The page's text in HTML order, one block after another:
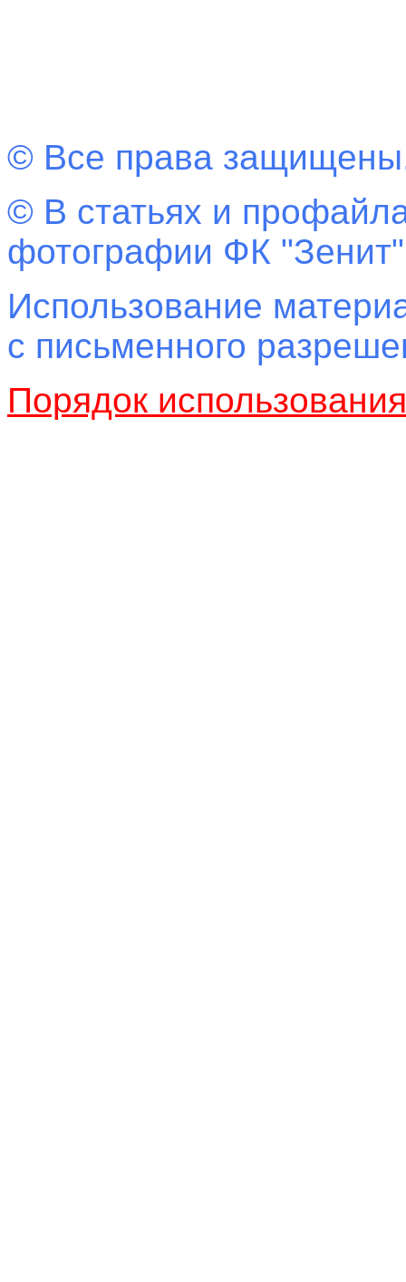
© Все права
© В статьях и
фотографии ФК
Использование
с письменного
Порядок